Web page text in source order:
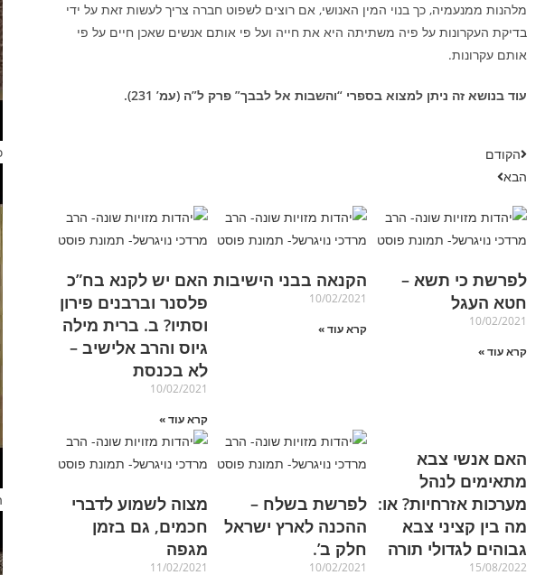
מלהנות ממנעמיה, כך בנוי המין האנושי, אם רוצים לשפוט חברה צריך לעשות זאת על ידי
בדיקת העקרונות על פיה משתיתה היא את חייה ועל פי אותם אנשים שאכן חיים על פי
אותם עקרונות.
עוד בנושא זה ניתן למצוא בספרי “והשבות אל לבבך” פרק ל”ה (עמ’ 231).
הקודם
הבא
לפרשת כי תשא –
חטא העגל
10/02/2021
קרא עוד »
הקנאה בבני הישיבות
10/02/2021
קרא עוד »
האם יש לקנא בח”כ
פלסנר וברבנים פירון
וסתיו? ב. ברית מילה
גיוס והרב אלישיב –
לא בכנסת
10/02/2021
קרא עוד »
האם אנשי צבא
מתאימים לנהל
מערכות אזרחיות? או:
מה בין קציני צבא
גבוהים לגדולי תורה
15/08/2022
לפרשת בשלח –
ההכנה לארץ ישראל
חלק ב’.
10/02/2021
מצוה לשמוע לדברי
חכמים, גם בזמן
מגפה
11/02/2021